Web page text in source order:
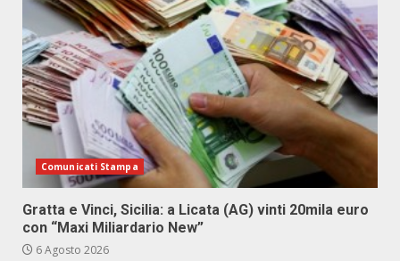
Comunicati Stampa
Gratta e Vinci, Sicilia: a Licata (AG) vinti 20mila euro
con “Maxi Miliardario New”
6 Agosto 2026